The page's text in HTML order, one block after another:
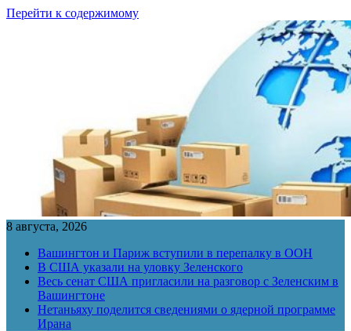
Перейти к содержимому
8 августа, 2026
Вашингтон и Париж вступили в перепалку в ООН
В США указали на уловку Зеленского
Весь сенат США пригласили на разговор с Зеленским в
Вашингтоне
Нетаньяху поделится сведениями о ядерной программе
Ирана